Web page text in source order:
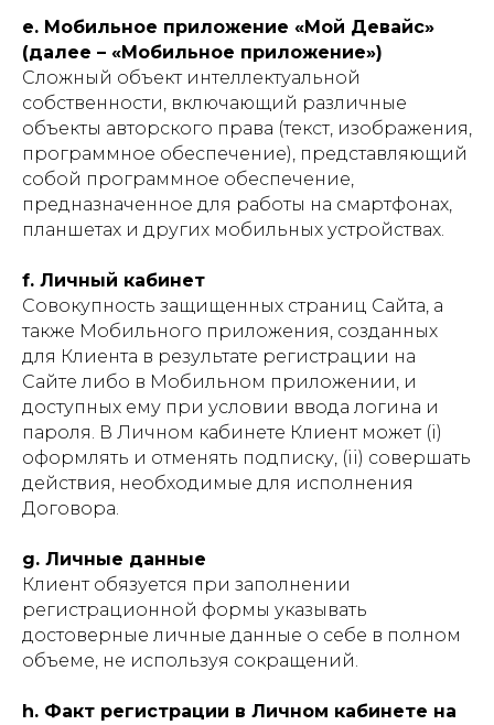
e. Мобильное приложение «Мой Девайс»
(далее – «Мобильное приложение»)
Сложный объект интеллектуальной
собственности, включающий различные
объекты авторского права (текст, изображения,
программное обеспечение), представляющий
собой программное обеспечение,
предназначенное для работы на смартфонах,
планшетах и других мобильных устройствах.
f. Личный кабинет
Совокупность защищенных страниц Сайта, а
также Мобильного приложения, созданных
для Клиента в результате регистрации на
Сайте либо в Мобильном приложении, и
доступных ему при условии ввода логина и
пароля. В Личном кабинете Клиент может (i)
оформлять и отменять подписку, (ii) совершать
действия, необходимые для исполнения
Договора.
g. Личные данные
Клиент обязуется при заполнении
регистрационной формы указывать
достоверные личные данные о себе в полном
объеме, не используя сокращений.
h. Факт регистрации в Личном кабинете на